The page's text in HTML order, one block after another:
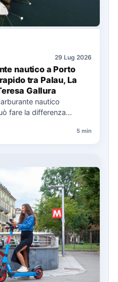
29 Lug 2026
nautico a Porto
tra Palau, La
Gallura
nautico
fare la differenza
5 min